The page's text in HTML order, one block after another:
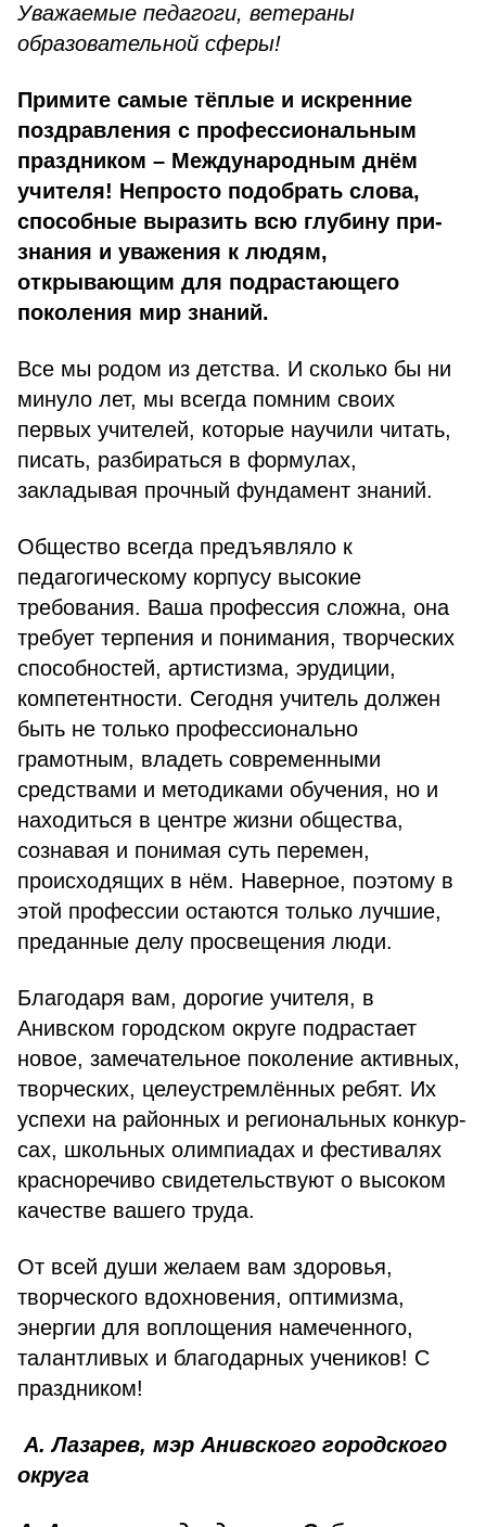
Уважаемые педагоги, ветераны
образовательной сферы!
Примите самые тёплые и искренние
поздрав­ления с профессиональным
праздником – Между­народным днём
учителя! Непросто подобрать слова,
способные выразить всю глубину при­
знания и уважения к людям,
открывающим для подрастающего
поколения мир знаний.
Все мы родом из детства. И сколько бы ни
минуло лет, мы всегда помним своих
первых учителей, кото­рые научили читать,
писать, разбираться в формулах,
закладывая прочный фундамент знаний.
Общество всегда предъявляло к
педагогическому корпусу высокие
требования. Ваша профессия сложна, она
требует терпения и понимания, творческих
способ­ностей, артистизма, эрудиции,
компетентности. Сегодня учитель должен
быть не только профессионально
грамотным, владеть современными
средствами и мето­диками обучения, но и
находиться в центре жизни обще­ства,
сознавая и понимая суть перемен,
происходящих в нём. Наверное, поэтому в
этой профессии остаются только лучшие,
преданные делу просвещения люди.
Благодаря вам, дорогие учителя, в
Анивском городском округе подрастает
новое, замечательное поколение активных,
творческих, целеустремлённых ребят. Их
успехи на районных и региональных конкур­
сах, школьных олимпиадах и фестивалях
красноречи­во свидетельствуют о высоком
качестве вашего труда.
От всей души желаем вам здоровья,
творческого вдохновения, оптимизма,
энергии для воплощения намеченного,
талантливых и благодарных учеников! С
праздником!
А. Лазарев, мэр Анивского городского
округа